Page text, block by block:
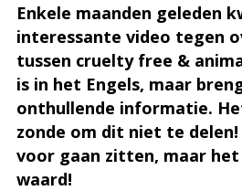
Enkele maanden geleden
interessante video tegen
tussen cruelty free &
is in het Engels, maar
onthullende informatie.
zonde om dit niet te delen!
voor gaan zitten, maar
waard!